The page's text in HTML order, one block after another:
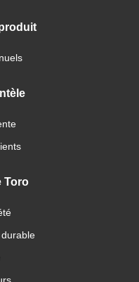
Toro